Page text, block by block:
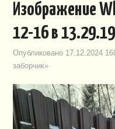
НОВОСТИ
ДОКУМЕНТЫ
ВИДЕО
Изображение
12-16 в
Опубликовано 17.12.2024
заборчик»